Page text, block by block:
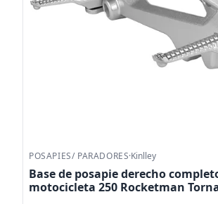
POSAPIES/ PARADORES·Kinlley
Base de posapie derecho
motocicleta 250 Rocketman